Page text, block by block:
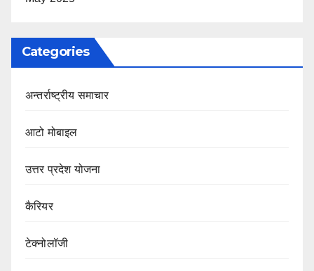
Categories
अन्तर्राष्ट्रीय समाचार
आटो मोबाइल
उत्तर प्रदेश योजना
कैरियर
टेक्नोलॉजी